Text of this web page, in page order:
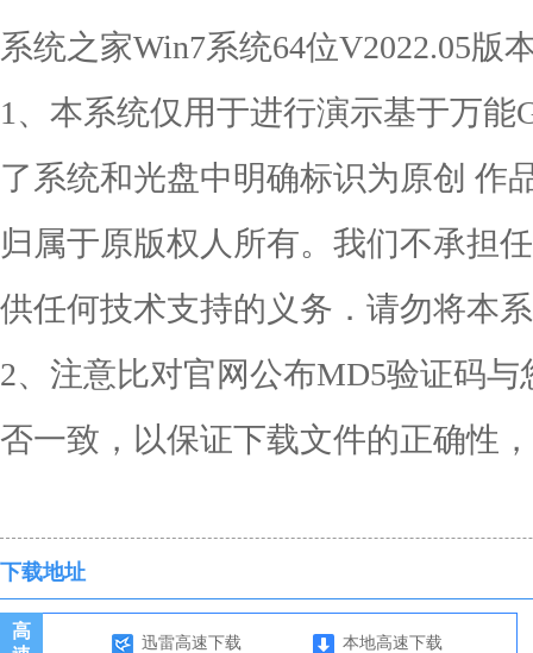
系统之家Win7系统64位V2022.05版
1、本系统仅用于进行演示基于万能
了系统和光盘中明确标识为原创 作
归属于原版权人所有。我们不承担
供任何技术支持的义务．请勿将本
2、注意比对官网公布MD5验证码
否一致，以保证下载文件的正确性
下载地址
高
迅雷高速下载 本地高速下载